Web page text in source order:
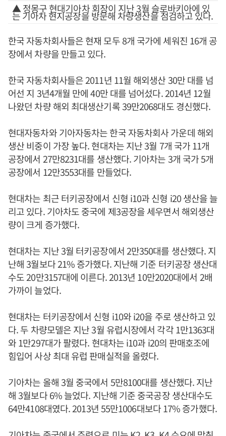
▲ 정몽구 현대기아차 회장이 지난 3월 슬로바키아에 있
는 기아차 현지공장을 방문해 차량생산을 점검하고 있다.
한국 자동차회사들은 현재 모두 8개 국가에 세워진 16개 공
장에서 차량을 만들고 있다.
한국 자동차회사들은 2011년 11월 해외생산 30만 대를 넘
어선 지 3년4개월 만에 40만 대를 넘어섰다. 2014년 12월
나왔던 차량 해외 최대생산기록 39만2068대도 경신했다.
현대자동차와 기아자동차는 한국 자동차회사 가운데 해외
생산 비중이 가장 높다. 현대차는 지난 3월 7개 국가 11개
공장에서 27만8231대를 생산했다. 기아차는 3개 국가 5개
공장에서 12만3553대를 만들었다.
현대차는 최근 터키공장에서 신형 i10과 신형 i20 생산을 늘
리고 있다. 기아차도 중국에 제3공장을 세우면서 해외생산
량이 크게 증가했다.
현대차는 지난 3월 터키공장에서 2만350대를 생산했다. 지
난해 3월보다 21% 증가했다. 지난해 기준 터키공장 생산대
수도 20만3157대에 이른다. 2013년 10만2020대에서 2배
가까이 늘었다.
현대차는 터키공장에서 신형 i10와 i20을 주로 생산하고 있
다. 두 차량모델은 지난 3월 유럽시장에서 각각 1만1363대
와 1만297대가 팔렸다. 현대차는 i10과 i20의 판매호조에
힘입어 사상 최대 유럽 판매실적을 올렸다.
기아차는 올해 3월 중국에서 5만8100대를 생산했다. 지난
해 3월보다 6% 늘었다. 지난해 기준 중국공장 생산대수도
64만4108대였다. 2013년 55만1006대보다 17% 증가했다.